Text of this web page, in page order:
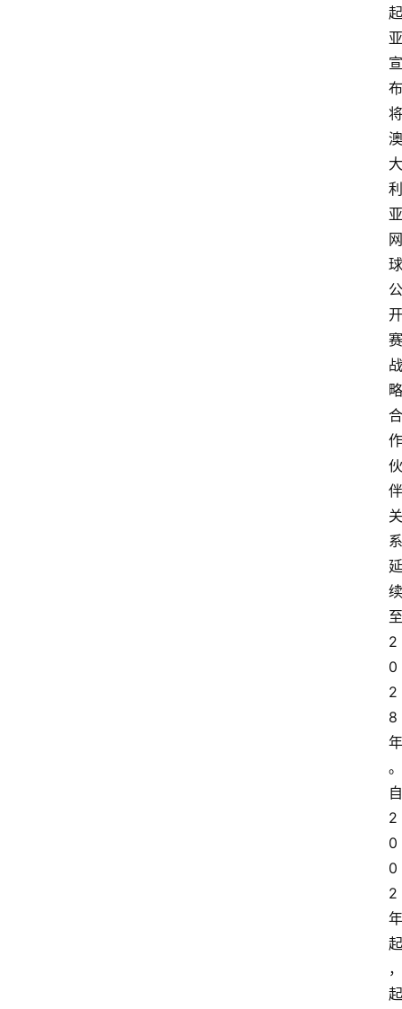
起
亚
宣
布
将
澳
大
利
亚
网
球
公
开
赛
战
略
合
作
伙
伴
关
系
延
续
至
2
0
2
8
年
。
自
2
0
0
2
年
起
，
起